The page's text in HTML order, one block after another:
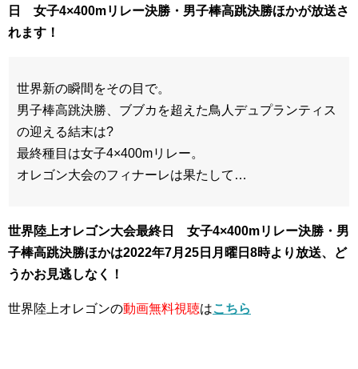
日 女子4×400mリレー決勝・男子棒高跳決勝ほかが放送さ
れます！
世界新の瞬間をその目で。
男子棒高跳決勝、ブブカを超えた鳥人デュプランティス
の迎える結末は?
最終種目は女子4×400mリレー。
オレゴン大会のフィナーレは果たして…
世界陸上オレゴン大会最終日 女子4×400mリレー決勝・男
子棒高跳決勝ほかは2022年7月25日 月曜日8時より放送、ど
うかお見逃しなく！
世界陸上オレゴンの動画無料視聴はこちら